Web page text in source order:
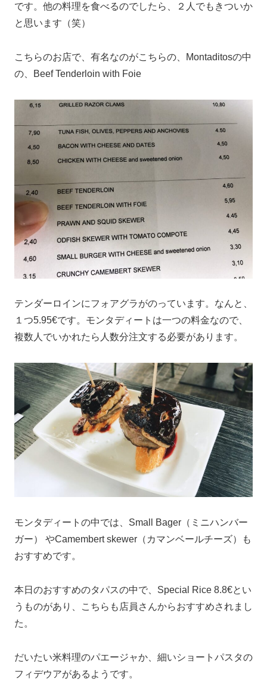
です。他の料理を食べるのでしたら、２人でもきついか
と思います（笑）
こちらのお店で、有名なのがこちらの、Montaditosの中
の、Beef Tenderloin with Foie
テンダーロインにフォアグラがのっています。なんと、
１つ5.95€です。モンタディートは一つの料金なので、
複数人でいかれたら人数分注文する必要があります。
モンタディートの中では、Small Bager（ミニハンバー
ガー） やCamembert skewer（カマンベールチーズ）も
おすすめです。
本日のおすすめのタパスの中で、Special Rice 8.8€とい
うものがあり、こちらも店員さんからおすすめされまし
た。
だいたい米料理のパエージャか、細いショートパスタの
フィデウアがあるようです。